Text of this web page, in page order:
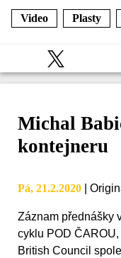
Video Plasty
Michal
kontejneru
Pá, 21.2.2020
Záznam přednášky
cyklu POD
British Council